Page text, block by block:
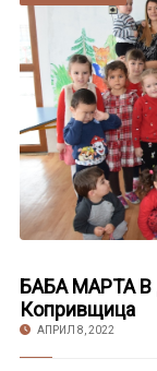
БАБА МАРТА В
Копривщица
АПРИЛ 8, 2022